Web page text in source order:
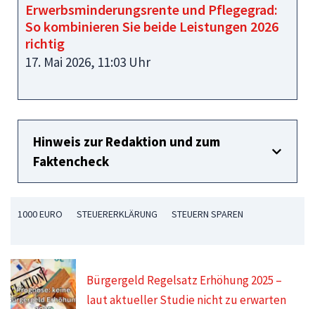
Erwerbsminderungsrente und Pflegegrad:
So kombinieren Sie beide Leistungen 2026
richtig
17. Mai 2026, 11:03 Uhr
Hinweis zur Redaktion und zum
Faktencheck
1000 EURO STEUERERKLÄRUNG STEUERN SPAREN
Bürgergeld Regelsatz Erhöhung 2025 –
laut aktueller Studie nicht zu erwarten